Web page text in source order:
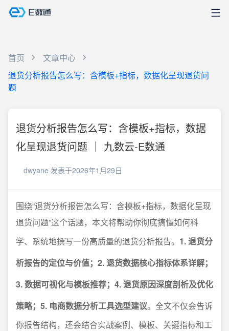
首页
文章中心
退货分析报告怎么写：含模板+指标，数据化呈现退货问
题
退货分析报告怎么写：含模板+指标，数据
化呈现退货问题 ｜ 九数云-E数通
dwyane 发表于2026年1月29日
围绕“退货分析报告怎么写：含模板+指标，数据化呈现
退货问题”这个话题，本文将帮助你彻底搞懂如何科
学、系统地撰写一份高质量的退货分析报告。 1. 退货分
析报告的定位与价值；2. 退货数据核心指标体系详解；
3. 数据可视化与模板推荐；4. 退货原因深度剖析及优化
策略；5. 电商数据分析工具选型建议。全文不仅会告诉
你报告结构，还会结合实战案例、模板、关键指标和工